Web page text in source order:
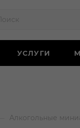
УСЛУГИ
Алкогольные